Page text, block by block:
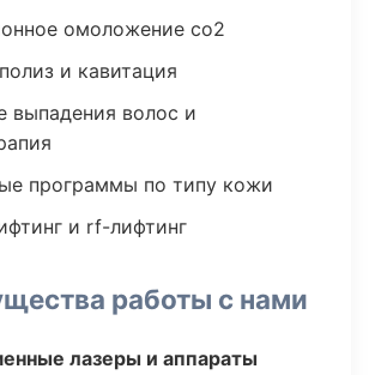
омоложение co2
и кавитация
выпадения волос и
программы по типу кожи
и rf-лифтинг
работы с нами
лазеры и аппараты